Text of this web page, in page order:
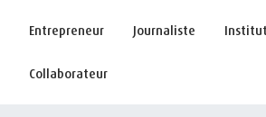
Entrepreneur Journaliste
Collaborateur